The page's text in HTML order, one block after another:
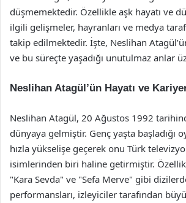
düşmemektedir. Özellikle aşk hayatı ve
ilgili gelişmeler, hayranları ve medya
takip edilmektedir. İşte, Neslihan
ve bu süreçte yaşadığı unutulmaz anlar
Neslihan Atagül’ün Hayatı ve
Neslihan Atagül, 20 Ağustos 1992
dünyaya gelmiştir. Genç yaşta başladığı
hızla yükselişe geçerek onu Türk
isimlerinden biri haline getirmiştir.
"Kara Sevda" ve "Sefa Merve" gibi
performansları, izleyiciler tarafından